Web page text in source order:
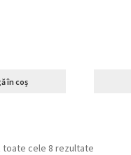
în coș
toate cele 8 rezultate